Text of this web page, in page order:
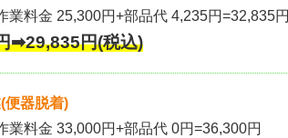
業料金 25,300円+部品代 4,235円=32,835円
➡29,835円(税込)
便器脱着)
業料金 33,000円+部品代 0円=36,300円